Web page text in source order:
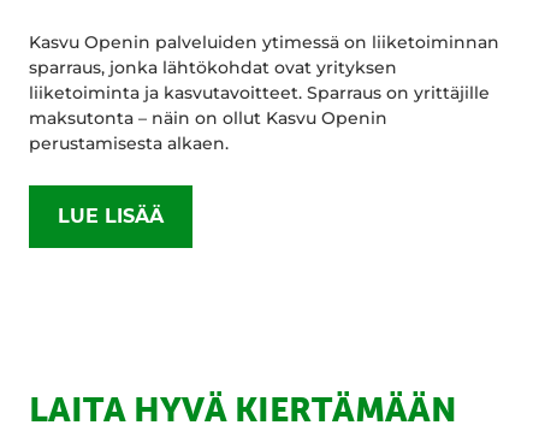
Kasvu Openin palveluiden ytimessä on liiketoiminnan
sparraus, jonka lähtökohdat ovat yrityksen
liiketoiminta ja kasvutavoitteet. Sparraus on yrittäjille
maksutonta – näin on ollut Kasvu Openin
perustamisesta alkaen.
LUE LISÄÄ
LAITA HYVÄ KIERTÄMÄÄN